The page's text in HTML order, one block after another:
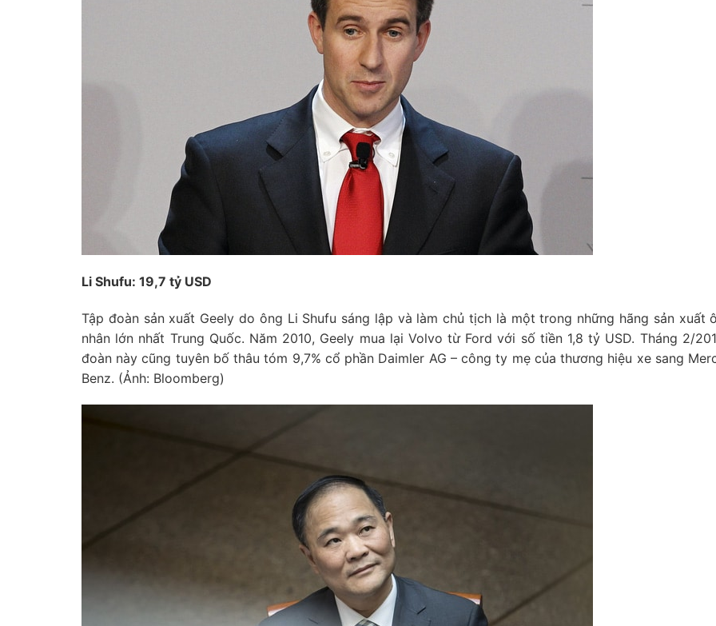
Li Shufu: 19,7 tỷ USD
Tập đoàn sản xuất Geely do ông Li Shufu sáng lập và làm chủ tịch là một trong những hãng sản xuất
nhân lớn nhất Trung Quốc. Năm 2010, Geely mua lại Volvo từ Ford với số tiền 1,8 tỷ USD. Tháng 2/
đoàn này cũng tuyên bố thâu tóm 9,7% cổ phần Daimler AG – công ty mẹ của thương hiệu xe sang
Benz. (Ảnh: Bloomberg)